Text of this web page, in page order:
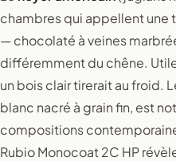
chambres qui appellent une
— chocolaté à veines
différemment du chêne.
un bois clair tirerait au froid.
blanc nacré à grain fin, est
compositions
Rubio Monocoat 2C HP